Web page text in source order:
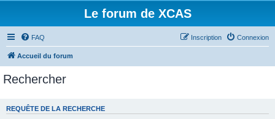
Le forum de XCAS
FAQ Connexion
Inscription
Accueil du forum
Rechercher
REQUÊTE DE LA RECHERCHE